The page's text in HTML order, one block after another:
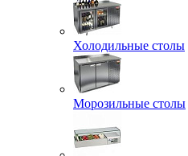
Холодильные столы
Морозильные столы